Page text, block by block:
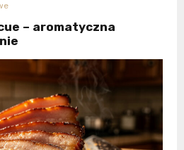
– aromatyczna